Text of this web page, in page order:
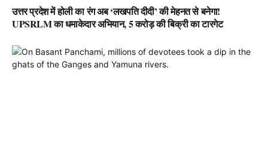
उत्तर प्रदेश में होली का रंग अब ‘लखपति दीदी’ की मेहनत से बनेगा!
UPSRLM का धमाकेदार अभियान, 5 करोड़ की बिक्री का टारगेट